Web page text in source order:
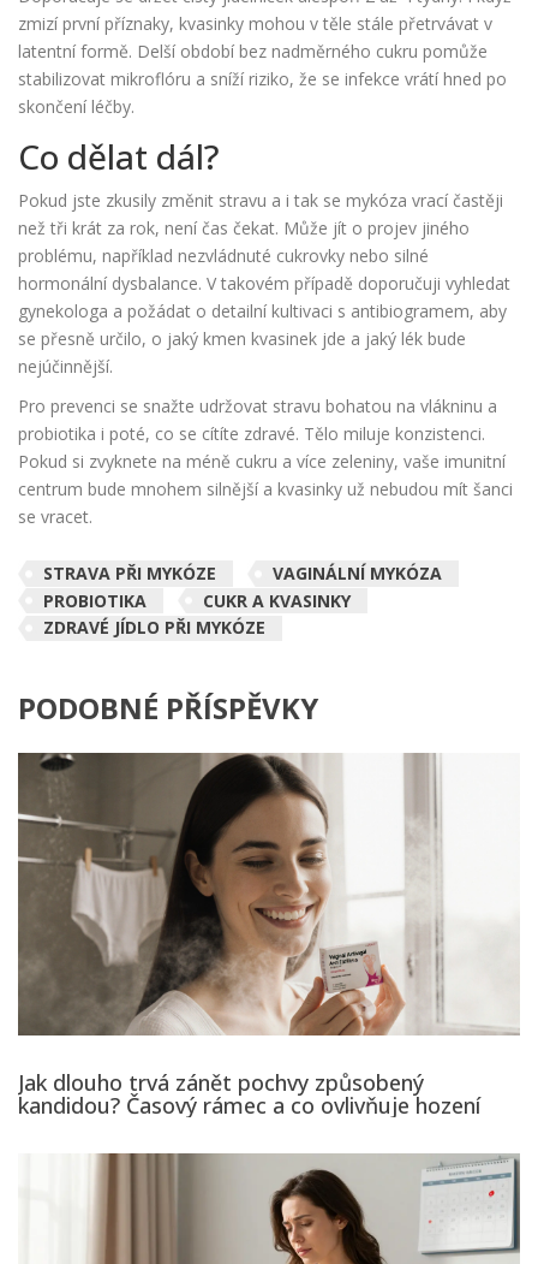
zmizí první příznaky, kvasinky mohou v těle stále přetrvávat v
latentní formě. Delší období bez nadměrného cukru pomůže
stabilizovat mikroflóru a sníží riziko, že se infekce vrátí hned po
skončení léčby.
Co dělat dál?
Pokud jste zkusily změnit stravu a i tak se mykóza vrací častěji
než tři krát za rok, není čas čekat. Může jít o projev jiného
problému, například nezvládnuté cukrovky nebo silné
hormonální dysbalance. V takovém případě doporučuji vyhledat
gynekologa a požádat o detailní kultivaci s antibiogramem, aby
se přesně určilo, o jaký kmen kvasinek jde a jaký lék bude
nejúčinnější.
Pro prevenci se snažte udržovat stravu bohatou na vlákninu a
probiotika i poté, co se cítíte zdravé. Tělo miluje konzistenci.
Pokud si zvyknete na méně cukru a více zeleniny, vaše imunitní
centrum bude mnohem silnější a kvasinky už nebudou mít šanci
se vracet.
STRAVA PŘI MYKÓZE
VAGINÁLNÍ MYKÓZA
PROBIOTIKA
CUKR A KVASINKY
ZDRAVÉ JÍDLO PŘI MYKÓZE
PODOBNÉ PŘÍSPĚVKY
Jak dlouho trvá zánět pochvy způsobený
kandidou? Časový rámec a co ovlivňuje hození